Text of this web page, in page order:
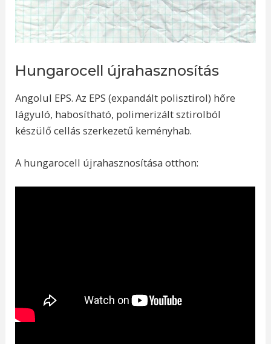
Hungarocell újrahasznosítás
Angolul EPS. Az EPS (expandált polisztirol) hőre
lágyuló, habosítható, polimerizált sztirolból
készülő cellás szerkezetű keményhab.
A hungarocell újrahasznosítása otthon: